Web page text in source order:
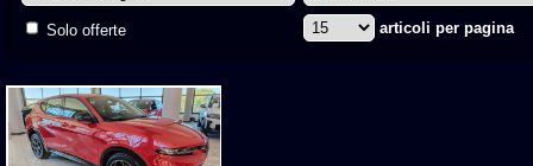
Solo offerte articoli per pagina